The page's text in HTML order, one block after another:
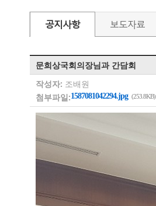
공지사항 보도자료
문희상국회의장님과 간담회
작성자: 조배원
첨부파일:1587081042294.jpg (253.8KB)